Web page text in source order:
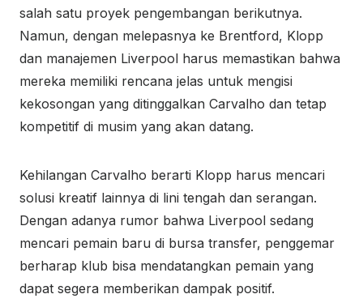
salah satu proyek pengembangan berikutnya.
Namun, dengan melepasnya ke Brentford, Klopp
dan manajemen Liverpool harus memastikan bahwa
mereka memiliki rencana jelas untuk mengisi
kekosongan yang ditinggalkan Carvalho dan tetap
kompetitif di musim yang akan datang.
Kehilangan Carvalho berarti Klopp harus mencari
solusi kreatif lainnya di lini tengah dan serangan.
Dengan adanya rumor bahwa Liverpool sedang
mencari pemain baru di bursa transfer, penggemar
berharap klub bisa mendatangkan pemain yang
dapat segera memberikan dampak positif.